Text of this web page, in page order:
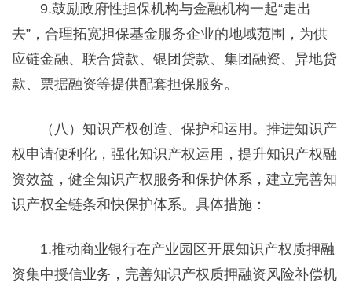
9.鼓励政府性担保机构与金融机构一起“走出
去”，合理拓宽担保基金服务企业的地域范围，为供
应链金融、联合贷款、银团贷款、集团融资、异地贷
款、票据融资等提供配套担保服务。
（八）知识产权创造、保护和运用。推进知识产
权申请便利化，强化知识产权运用，提升知识产权融
资效益，健全知识产权服务和保护体系，建立完善知
识产权全链条和快保护体系。具体措施：
1.推动商业银行在产业园区开展知识产权质押融
资集中授信业务，完善知识产权质押融资风险补偿机